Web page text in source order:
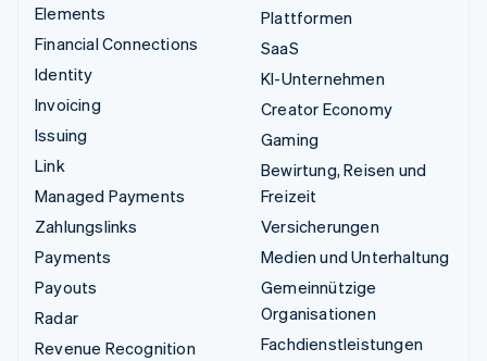
Elements
Financial Connections
Identity
Invoicing
Issuing
Link
Managed Payments
Zahlungslinks
Payments
Payouts
Radar
Revenue Recognition
Plattformen
SaaS
KI-Unternehmen
Creator Economy
Gaming
Bewirtung, Reisen und
Freizeit
Versicherungen
Medien und Unterhaltung
Gemeinnützige
Organisationen
Fachdienstleistungen